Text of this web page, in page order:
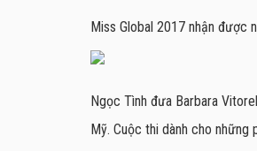
Miss Global 2017 nhận được
Ngọc Tình đưa Barbara
Mỹ. Cuộc thi dành cho